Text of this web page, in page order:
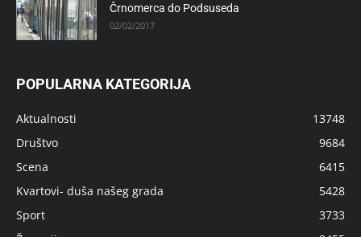
Črnomerca do Podsuseda
02/02/2017
POPULARNA KATEGORIJA
Aktualnosti
13748
Društvo
9684
Scena
6415
Kvartovi- duša našeg grada
5428
Sport
3733